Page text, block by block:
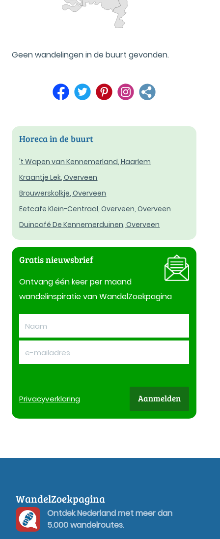
Geen wandelingen in de buurt gevonden.
Horeca in de buurt
't Wapen van Kennemerland, Haarlem
Kraantje Lek, Overveen
Brouwerskolkje, Overveen
Eetcafe Klein-Centraal, Overveen, Overveen
Duincafé De Kennemerduinen, Overveen
Gratis nieuwsbrief
Ontvang één keer per maand
wandelinspiratie van WandelZoekpagina
Privacyverklaring Aanmelden
WandelZoekpagina
Ontdek Nederland met meer dan
5.000 wandelroutes.